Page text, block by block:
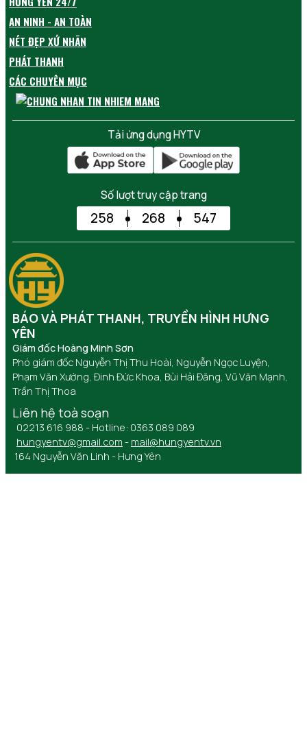
AN NINH - AN TOÀN
NÉT ĐẸP XỨ NHÃN
PHÁT THANH
CÁC CHUYÊN MỤC
Tải ứng dụng HYTV
Số lượt truy cập trang
258 268 547
BÁO VÀ PHÁT THANH, TRUYỀN HÌNH HƯNG
YÊN
Giám đốc Hoàng Minh Sơn
Phó giám đốc Nguyễn Thị Thu Hoài, Nguyễn Ngọc Luyện,
Phạm Văn Xướng, Đinh Đức Khoa, Bùi Hải Đăng, Vũ Văn Mạnh,
Trần Thị Thoa
Liên hệ toà soạn
02213 616 988 - Hotline: 0363 089 089
hungyentv@gmail.com - mail@hungyentv.vn
164 Nguyễn Văn Linh - Hưng Yên